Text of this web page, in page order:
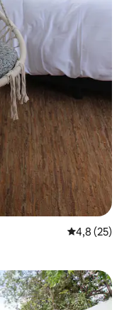
4,8 de uma
4,8 (25)